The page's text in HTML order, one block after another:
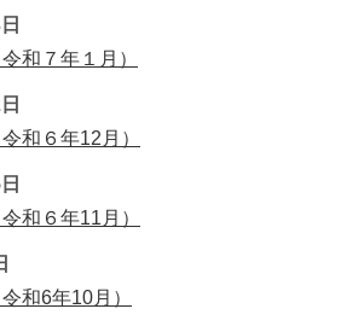
和７年１月）
和６年12月）
和６年11月）
和6年10月）